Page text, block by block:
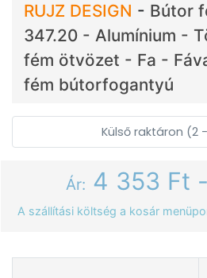
RUJZ DESIGN - Bútor
347.20 - Alumínium -
fém ötvözet - Fa -
fém bútorfogantyú
Külső raktáron (2
Ár: 4 353 Ft
A szállítási költség a kosár